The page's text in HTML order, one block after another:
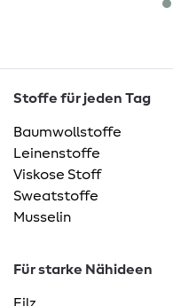
Stoffe für jeden Tag
Baumwollstoffe
Leinenstoffe
Viskose Stoff
Sweatstoffe
Musselin
Für starke Nähideen